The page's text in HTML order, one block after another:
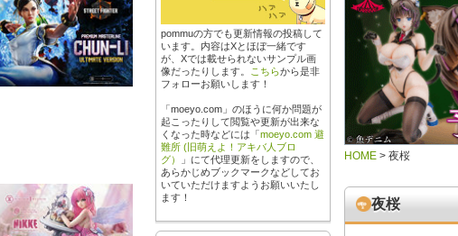
pommuの方でも更新情報の投稿して
います。内容はXとほぼ一緒です
が、Xでは載せられないサンプル画
像だったりします。
こちらから是非
フォローお願いします！
「moeyo.com」のほうに何か問題が
起こったりして閲覧や更新が出来な
くなった時などには「moeyo.com 避
難所 (旧萌えよ！アキバ人ブロ
グ）
」にて代理更新をしますので、
あらかじめブックマークなどしてお
いていただけますようお願いいたし
ます！
HOME > 夜桜
夜桜